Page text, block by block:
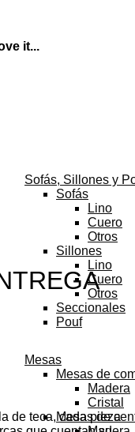
it...
Sofás, Sillones y
Sofás
Lino
Cuero
Otros
Sillones
Lino
Cuero
Otros
Seccionales
Pouf
Mesas
Mesas de
Madera
Cristal
Mesas de
de teca, cada pieza